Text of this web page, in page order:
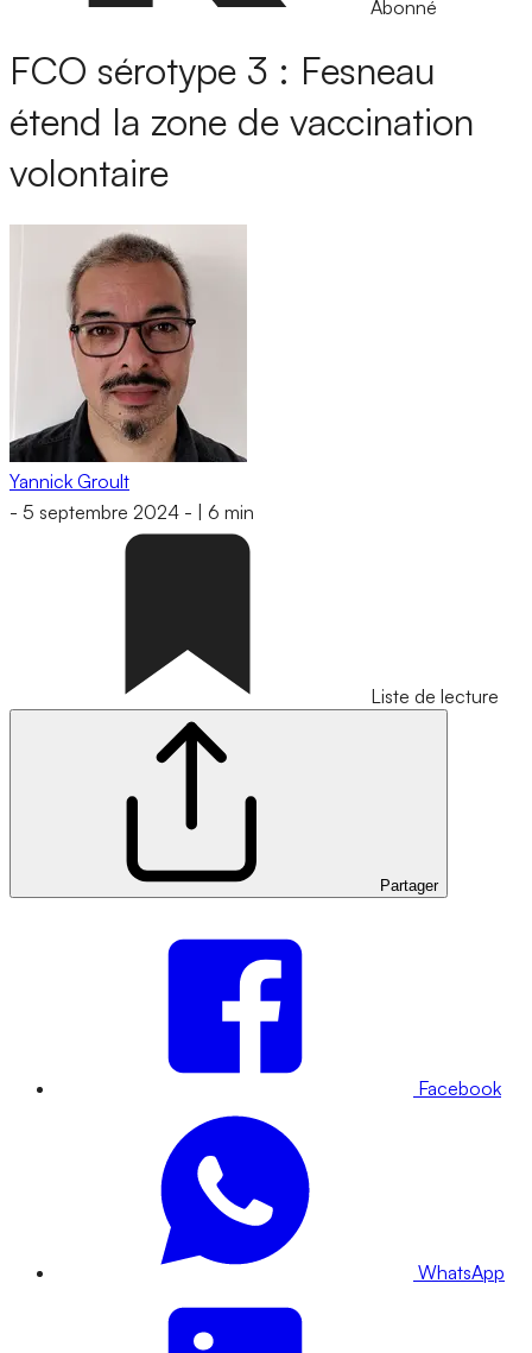
Abonné
FCO sérotype 3 : Fesneau
étend la zone de vaccination
volontaire
Yannick Groult
- 5 septembre 2024 - 6 min
Liste de lecture
Partager
Facebook
WhatsApp